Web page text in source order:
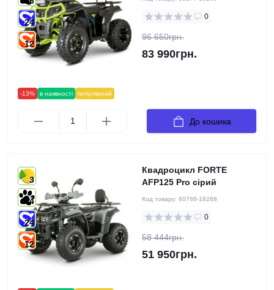
-13% в наявності популярний
24
12
0
96 650грн.
83 990грн.
До кошика
3
4
24
12
Квадроцикл FORTE
AFP125 Pro сірий
Код товару: 60768-16268
0
58 444грн.
51 950грн.